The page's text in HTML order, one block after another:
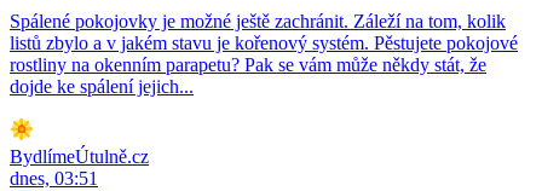
Spálené pokojovky je možné ještě zachránit. Záleží na tom, kolik
listů zbylo a v jakém stavu je kořenový systém. Pěstujete pokojové
rostliny na okenním parapetu? Pak se vám může někdy stát, že
dojde ke spálení jejich...
BydlímeÚtulně.cz
dnes, 03:51